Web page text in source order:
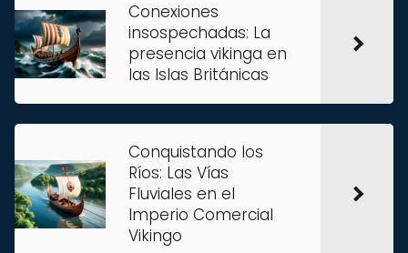
Conexiones
insospechadas: La
presencia vikinga en
las Islas Británicas
Conquistando los
Ríos: Las Vías
Fluviales en el
Imperio Comercial
Vikingo